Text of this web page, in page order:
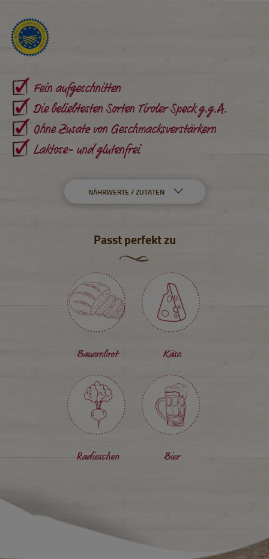
Fein aufgeschnitten
Die beliebtesten Sorten Tiroler Speck g.g.A.
Ohne Zusatz von Geschmacksverstärkern
Laktose- und glutenfrei
NÄHRWERTE / ZUTATEN
Passt perfekt zu
Bauernbrot Käse
Radieschen Bier